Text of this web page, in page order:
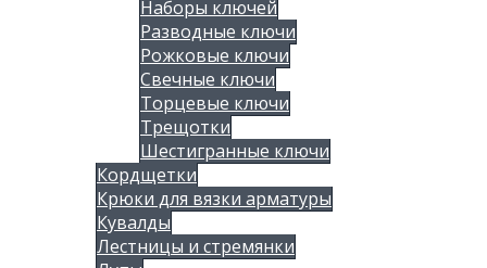
Наборы ключей
Разводные ключи
Рожковые ключи
Свечные ключи
Торцевые ключи
Трещотки
Шестигранные ключи
Кордщетки
Крюки для вязки арматуры
Кувалды
Лестницы и стремянки